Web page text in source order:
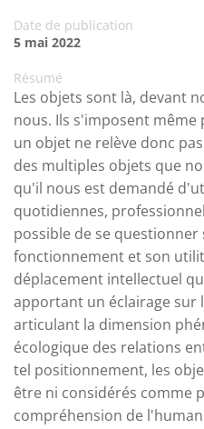
Date de publication
5 mai 2022
Résumé
Les objets sont là, devant
nous. Ils s'imposent
un objet ne relève donc
des multiples objets que
qu'il nous est demandé
quotidiennes,
possible de se
fonctionnement et son
déplacement intellectuel
apportant un éclairage sur
articulant la dimension
écologique des relations
tel positionnement, les
être ni considérés comme
compréhension de